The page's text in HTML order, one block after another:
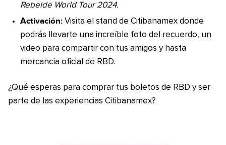
Rebelde World Tour 2024.
Activación: Visita el stand de Citibanamex donde
podrás llevarte una increíble foto del recuerdo, un
video para compartir con tus amigos y hasta
mercancía oficial de RBD.
¿Qué esperas para comprar tus boletos de RBD y ser
parte de las experiencias Citibanamex?